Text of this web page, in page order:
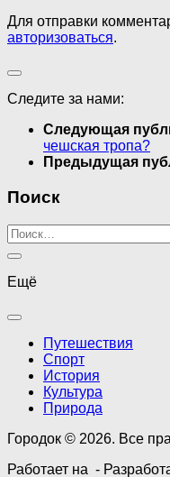
Для отправки
авторизоваться.
Следите за нами:
Следующая
чешская тропа?
Предыдущая
Поиск
Найти:
Ещё
Путешествия
Спорт
История
Культура
Природа
Городок © 2026. Все
Работает на -